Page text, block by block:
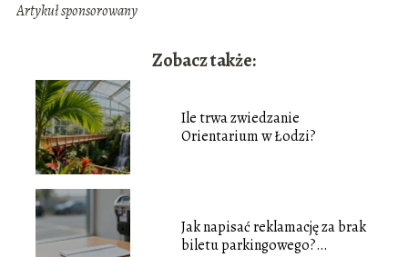
Artykuł sponsorowany
Zobacz także:
Ile trwa zwiedzanie
Orientarium w Łodzi?
Jak napisać reklamację za brak
biletu parkingowego?